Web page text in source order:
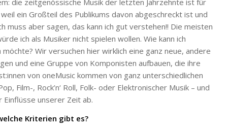
die zeitgenössische Musik der letzten Jahrzehnte ist für
ein Großteil des Publikums davon abgeschreckt ist und
muss aber sagen, das kann ich gut verstehen!! Die meisten
ich als Musiker nicht spielen wollen. Wie kann ich
Wir versuchen hier wirklich eine ganz neue, andere
und eine Gruppe von Komponisten aufbauen, die ihre
von oneMusic kommen von ganz unterschiedlichen
Film-, Rock’n‘ Roll, Folk- oder Elektronischer Musik – und
unserer Zeit ab.
Kriterien gibt es?